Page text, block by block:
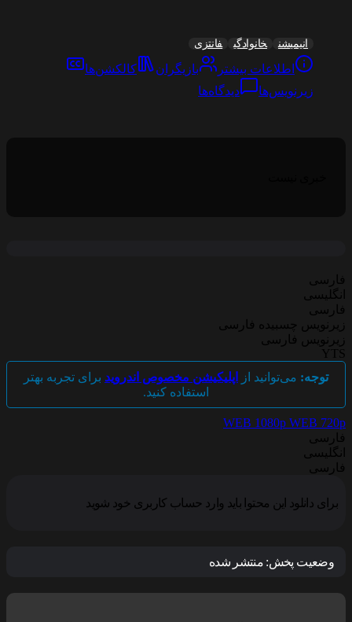
انیمیشن خانوادگی فانتزی
اطلاعات بیشتر بازیگران
کالکشن‌ها
زیرنویس‌ها
دیدگاه‌ها
فارسی
انگلیسی
فارسی
زیرنویس چسبیده فارسی
زیرنویس فارسی
YTS
توجه: می‌توانید از اپلیکیشن مخصوص اندروید برای تجربه بهتر
استفاده کنید.
WEB 1080p WEB 720p
فارسی
انگلیسی
فارسی
برای دانلود این محتوا باید وارد حساب کاربری خود شوید
وضعیت پخش: منتشر شده